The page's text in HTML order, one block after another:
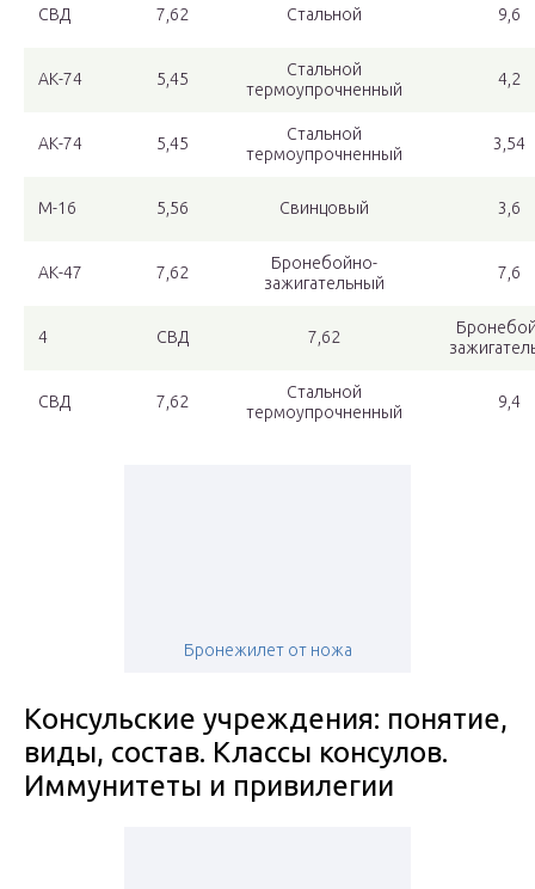
СВД 7,62 Стальной 9,6
АК-74 5,45
Стальной
термоупрочненный
4,2
АК-74 5,45
Стальной
термоупрочненный
3,54
М-16 5,56 Свинцовый 3,6
АК-47 7,62
Бронебойно-
зажигательный
7,6
4 СВД 7,62
СВД 7,62
Стальной
термоупрочненный
9,4
Бронежилет от ножа
Консульские учреждения: понятие,
виды, состав. Классы консулов.
Иммунитеты и привилегии